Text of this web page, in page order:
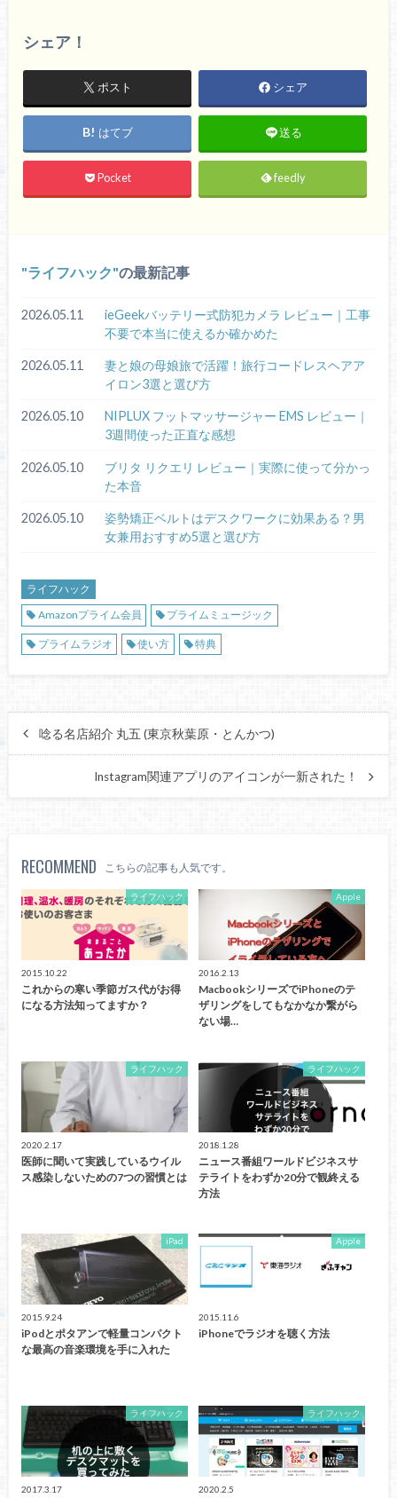
シェア！
ポスト シェア
はてブ 送る
Pocket feedly
ライフハック の最新記事
2026.05.11
ieGeekバッテリー式防犯カメラ レビュー｜工事
不要で本当に使えるか確かめた
2026.05.11
妻と娘の母娘旅で活躍！旅行コードレスヘアア
イロン3選と選び方
2026.05.10
NIPLUX フットマッサージャー EMS レビュー｜
3週間使った正直な感想
2026.05.10
ブリタ リクエリ レビュー｜実際に使って分かっ
た本音
2026.05.10
姿勢矯正ベルトはデスクワークに効果ある？男
女兼用おすすめ5選と選び方
ライフハック
Amazonプライム会員
プライムミュージック
プライムラジオ 使い方 特典
唸る名店紹介 丸五 (東京秋葉原・とんかつ)
Instagram関連アプリのアイコンが一新された！
RECOMMEND こちらの記事も人気です。
ライフハック
2015.10.22
これからの寒い季節ガス代がお得
になる方法知ってますか？
Apple
2016.2.13
MacbookシリーズでiPhoneのテ
ザリングをしてもなかなか繋がら
ない場…
ライフハック
2020.2.17
医師に聞いて実践しているウイル
ス感染しないための7つの習慣とは
ライフハック
2018.1.28
ニュース番組ワールドビジネスサ
テライトをわずか20分で観終える
方法
iPad
2015.9.24
iPodとポタアンで軽量コンパクト
な最高の音楽環境を手に入れた
Apple
2015.11.6
iPhoneでラジオを聴く方法
ライフハック
2017.3.17
ライフハック
2020.2.5